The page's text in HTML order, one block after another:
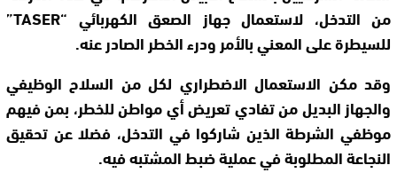
من التدخل، لاستعمال جهاز الصعق الكهربائي “TASER”
للسيطرة على المعني بالأمر ودرء الخطر الصادر عنه.
وقد مكن الاستعمال الاضطراري لكل من السلاح الوظيفي
والجهاز البديل من تفادي تعريض أي مواطن للخطر، بمن فيهم
موظفي الشرطة الذين شاركوا في التدخل، فضلا عن تحقيق
النجاعة المطلوبة في عملية ضبط المشتبه فيه.